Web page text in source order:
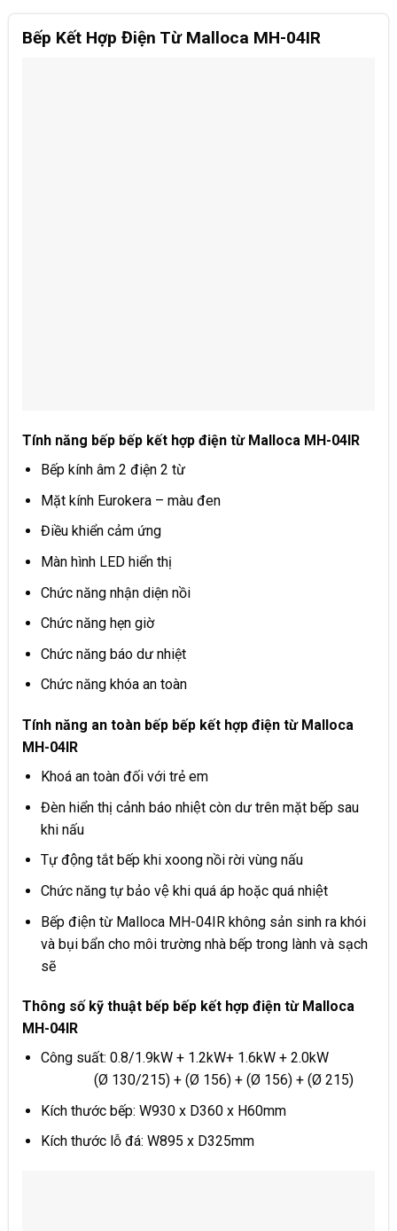
Bếp Kết Hợp Điện Từ Malloca MH-04IR
Tính năng bếp bếp kết hợp điện từ Malloca MH-04IR
Bếp kính âm 2 điện 2 từ
Mặt kính Eurokera – màu đen
Điều khiển cảm ứng
Màn hình LED hiển thị
Chức năng nhận diện nồi
Chức năng hẹn giờ
Chức năng báo dư nhiệt
Chức năng khóa an toàn
Tính năng an toàn bếp bếp kết hợp điện từ Malloca
MH-04IR
Khoá an toàn đối với trẻ em
Đèn hiển thị cảnh báo nhiệt còn dư trên mặt bếp sau
khi nấu
Tự động tắt bếp khi xoong nồi rời vùng nấu
Chức năng tự bảo vệ khi quá áp hoặc quá nhiệt
Bếp điện từ Malloca MH-04IR không sản sinh ra khói
và bụi bẩn cho môi trường nhà bếp trong lành và sạch
sẽ
Thông số kỹ thuật bếp bếp kết hợp điện từ Malloca
MH-04IR
Công suất: 0.8/1.9kW + 1.2kW+ 1.6kW + 2.0kW
(Ø 130/215) + (Ø 156) + (Ø 156) + (Ø 215)
Kích thước bếp: W930 x D360 x H60mm
Kích thước lỗ đá: W895 x D325mm